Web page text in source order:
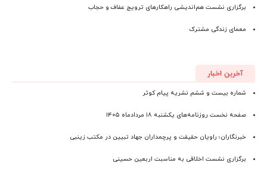
برگزاری نشست هم‌اندیشی راهکارهای ترویج عفاف و حجاب
معمای زندگی مشترک
آخرین اخبار
شماره بیست و ششم نشریه پیام کوثر
صفحه نخست روزنامه‌های یکشنبه ۱۸ مردادماه ۱۴۰۵
خبرنگاران؛ راویان حقیقت و پرچمداران جهاد تبیین در مکتب زینبی
برگزاری نشست اخلاقی به مناسبت اربعین حسینی